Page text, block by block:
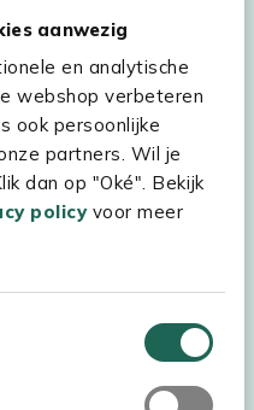
aanwezig
en analytische
webshop verbeteren
ook persoonlijke
partners. Wil je
dan op "Oké". Bekijk
policyvoor meer